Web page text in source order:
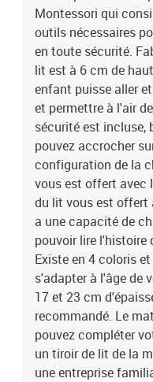
un tiroir de lit de la marque
familiale spécialisée dans
l'équipement des chambres
dessine et fabrique dans
produits proposés. Le
dans une philosophie
avec des peintures 100%
utilisé est tracé et
fabrication est labellisée
manuel de montage est
totales du lit : 170 x 99 x
Montessori qui
outils nécessaires
en toute sécurité.
lit est à 6 cm de
enfant puisse aller
et permettre à l'air
sécurité est incluse,
pouvez accrocher
configuration de la
vous est offert avec
du lit vous est offert
a une capacité de
pouvoir lire l'histoire
Existe en 4 coloris
s'adapter à l'âge de
17 et 23 cm
recommandé. Le
pouvez compléter
un tiroir de lit de la
une entreprise